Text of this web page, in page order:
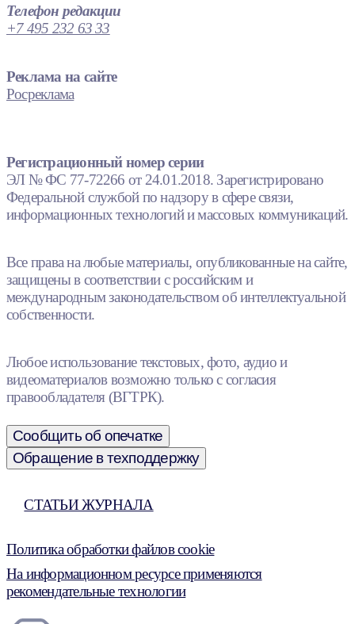
Телефон редакции
+7 495 232 63 33
Реклама на сайте
Росреклама
Регистрационный номер серии
ЭЛ № ФС 77-72266 от 24.01.2018. Зарегистрировано
Федеральной службой по надзору в сфере связи,
информационных технологий и массовых коммуникаций.
Все права на любые материалы, опубликованные на сайте,
защищены в соответствии с российским и
международным законодательством об интеллектуальной
собственности.
Любое использование текстовых, фото, аудио и
видеоматериалов возможно только с согласия
правообладателя (ВГТРК).
Сообщить об опечатке
Обращение в техподдержку
СТАТЬИ ЖУРНАЛА
Политика обработки файлов cookie
На информационном ресурсе применяются
рекомендательные технологии